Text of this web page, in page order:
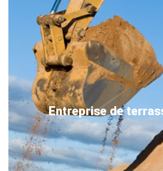
Entreprise de